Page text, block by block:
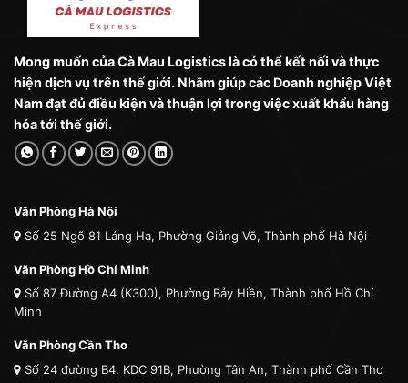
Mong muốn của Cà Mau Logistics là có thể kết nối và thực
hiện dịch vụ trên thế giới. Nhằm giúp các Doanh nghiệp Việt
Nam đạt đủ điều kiện và thuận lợi trong việc xuất khẩu hàng
hóa tới thế giới.
Văn Phòng Hà Nội
Số 25 Ngõ 81 Láng Hạ, Phường Giảng Võ, Thành phố Hà Nội
Văn Phòng Hồ Chí Minh
Số 87 Đường A4 (K300), Phường Bảy Hiền, Thành phố Hồ Chí
Minh
Văn Phòng Cần Thơ
Số 24 đường B4, KDC 91B, Phường Tân An, Thành phố Cần Thơ